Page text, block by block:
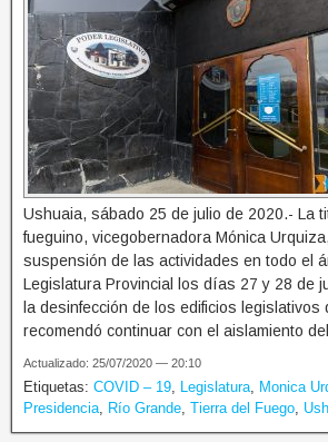
Ushuaia, sábado 25 de julio de 2020.- La
fueguino, vicegobernadora Mónica
suspensión de las actividades en todo el
Legislatura Provincial los días 27 y 28 de
la desinfección de los edificios legislativos
recomendó continuar con el aislamiento
Actualizado: 25/07/2020 — 20:10
Etiquetas: COVID – 19 Legislatura Monica
Presidencia
Río Grande Tierra del Fuego